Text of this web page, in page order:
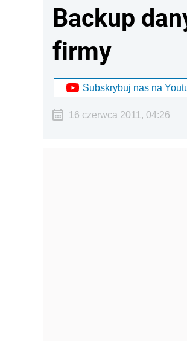
Backup
firmy
Subskrybuj nas na
16 czerwca 2011, 04:26